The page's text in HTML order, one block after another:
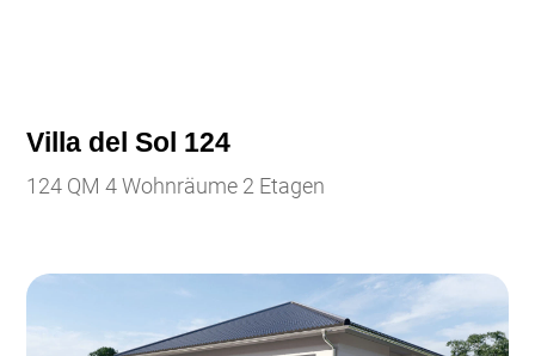
Villa del Sol 124
124 QM 4 Wohnräume 2 Etagen